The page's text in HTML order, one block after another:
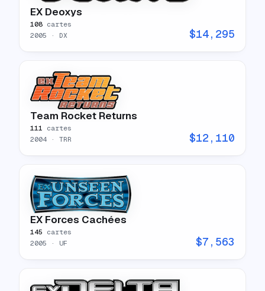
EX Deoxys
108 cartes
2005 · DX $14,295
Team Rocket Returns
111 cartes
2004 · TRR $12,110
EX Forces Cachées
145 cartes
2005 · UF $7,563